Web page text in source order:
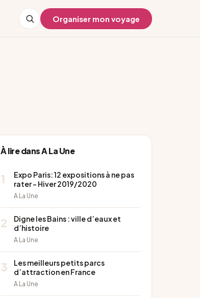
Organiser mon voyage
À lire dans A La Une
1
Expo Paris: 12 expositions à ne pas
rater – Hiver 2019/2020
A La Une
2
Digne les Bains : ville d’eaux et
d’histoire
A La Une
3
Les meilleurs petits parcs
d’attraction en France
A La Une